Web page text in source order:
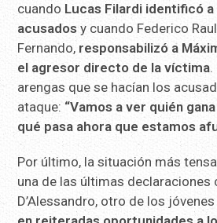
cuando Lucas Filardi identificó
acusadosy cuando Federico
Fernando, responsabilizó a
el agresor directo de la víctima.
arengas que se hacían los
ataque: “Vamos a ver quién
qué pasa ahora que estamos
Por último, la situación más
una de las últimas declaraciones
D’Alessandro, otro de los